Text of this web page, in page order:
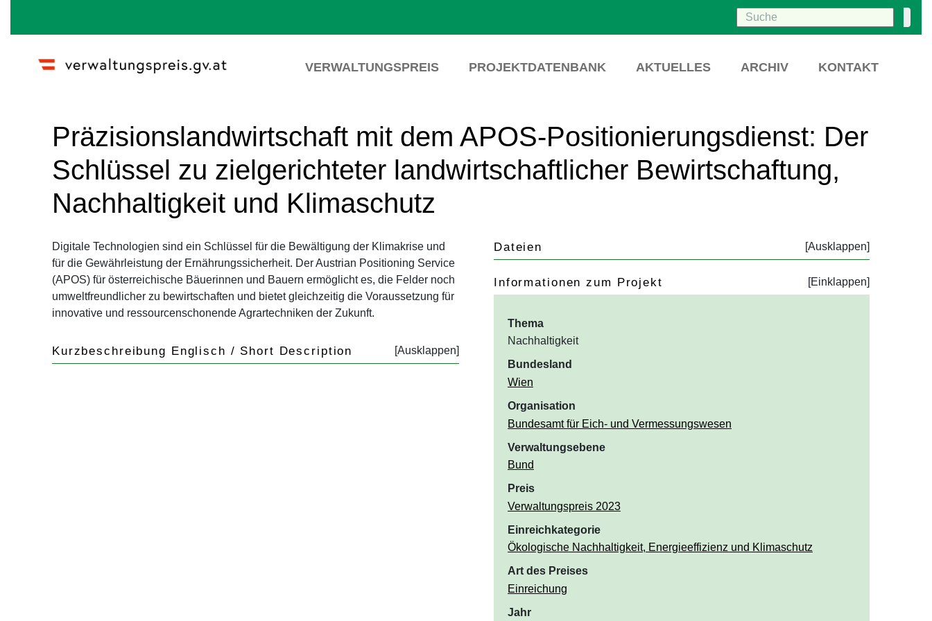
VERWALTUNGSPREIS PROJEKTDATENBANK AKTUELLES ARCHIV KONTAKT
Präzisionslandwirtschaft mit dem APOS-Positionierungsdienst: Der
Schlüssel zu zielgerichteter landwirtschaftlicher Bewirtschaftung,
Nachhaltigkeit und Klimaschutz
Dateien
Informationen zum Projekt
Thema
Nachhaltigkeit
Bundesland
Wien
Organisation
Bundesamt für Eich- und Vermessungswesen
Verwaltungsebene
Bund
Preis
Verwaltungspreis 2023
Einreichkategorie
Ökologische Nachhaltigkeit, Energieeffizienz und Klimaschutz
Art des Preises
Einreichung
Jahr
Digitale Technologien sind ein Schlüssel für die Bewältigung der Klimakrise und
für die Gewährleistung der Ernährungssicherheit. Der Austrian Positioning Service
(APOS) für österreichische Bäuerinnen und Bauern ermöglicht es, die Felder noch
umweltfreundlicher zu bewirtschaften und bietet gleichzeitig die Voraussetzung für
innovative und ressourcenschonende Agrartechniken der Zukunft.
Kurzbeschreibung Englisch / Short Description